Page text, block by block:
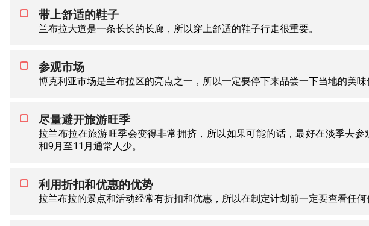
带上舒适的鞋子
兰布拉大道是一条长长的长廊，所以穿上舒适的鞋子行走很重要。
参观市场
博克利亚市场是兰布拉区的亮点之一，所以一定要停下来品尝一下当地的美味
尽量避开旅游旺季
拉兰布拉在旅游旺季会变得非常拥挤，所以如果可能的话，最好在淡季去参
和9月至11月通常人少。
利用折扣和优惠的优势
拉兰布拉的景点和活动经常有折扣和优惠，所以在制定计划前一定要查看任何